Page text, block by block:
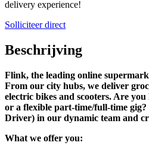
delivery experience!
Solliciteer direct
Beschrijving
Flink, the leading online
From our city hubs, we deliver
electric bikes and scooters. Are
or a flexible part-time/full-time
Driver) in our dynamic team and
What we offer you: